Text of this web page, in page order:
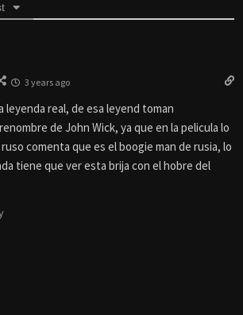
3 years ago
leyenda real, de esa leyend toman
de John Wick, ya que en la pelicula lo
comenta que es el boogie man de rusia, lo
tiene que ver esta brija con el hobre del